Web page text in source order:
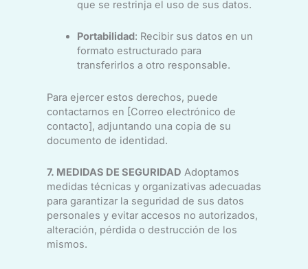
que se restrinja el uso de sus datos.
Portabilidad: Recibir sus datos en un
formato estructurado para
transferirlos a otro responsable.
Para ejercer estos derechos, puede
contactarnos en [Correo electrónico de
contacto], adjuntando una copia de su
documento de identidad.
7. MEDIDAS DE SEGURIDAD Adoptamos
medidas técnicas y organizativas adecuadas
para garantizar la seguridad de sus datos
personales y evitar accesos no autorizados,
alteración, pérdida o destrucción de los
mismos.